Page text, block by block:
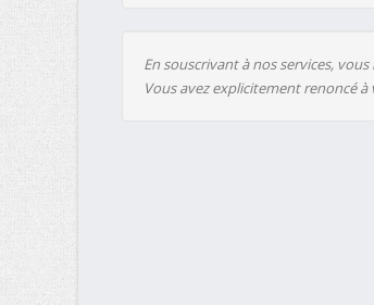
En souscrivant à nos services,
Vous avez explicitement renoncé